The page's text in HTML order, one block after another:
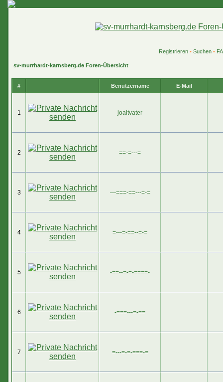
Registrieren• Suchen•
sv-murrhardt-karnsberg.de Foren-Übersicht
# Benutzername E-Mail
1 joaltvater
2 ==-=---=
3 ---===-==---=-=
4 =---=-==--=-=
5 -==--=-=-====-
6 -===---=-==
7 =---=-=-===-=